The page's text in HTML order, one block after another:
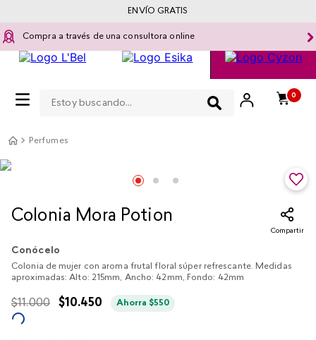
Compra a través de una consultora online
0
ENVÍO GRATIS
Perfumes
Colonia Mora Potion
Compartir
Conócelo
Colonia de mujer con aroma frutal floral súper refrescante. Medidas
aproximadas: Alto: 215mm, Ancho: 42mm, Fondo: 42mm
$11.000 $10.450 Ahorra$550